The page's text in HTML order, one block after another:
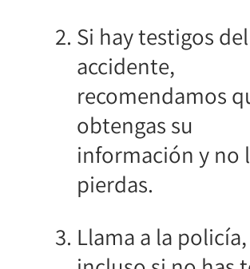
Si hay testigos del
accidente,
recomendamos
obtengas su
información y no
pierdas.
Llama a la policía,